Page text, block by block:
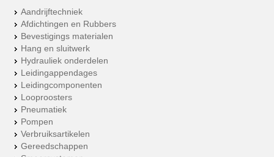
Aandrijftechniek
Afdichtingen en Rubbers
Bevestigings materialen
Hang en sluitwerk
Hydrauliek onderdelen
Leidingappendages
Leidingcomponenten
Looproosters
Pneumatiek
Pompen
Verbruiksartikelen
Gereedschappen